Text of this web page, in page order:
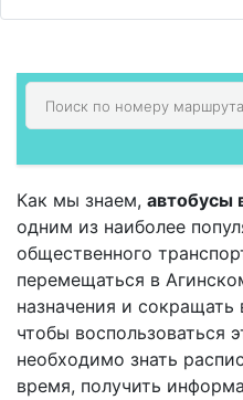
Как мы знаем, автобусы
одним из наиболее
общественного
перемещаться в
назначения и
чтобы воспользоваться
необходимо знать
время, получить